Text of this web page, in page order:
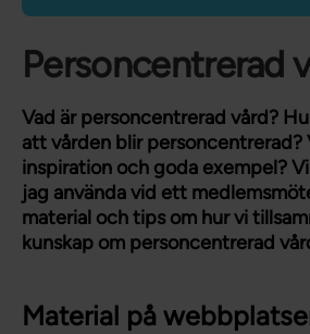
Personcentrerad
Vad är personcentrerad vård?
att vården blir personcentrerad?
inspiration och goda exempel?
jag använda vid ett
material och tips om hur vi
kunskap om personcentrerad
Material på